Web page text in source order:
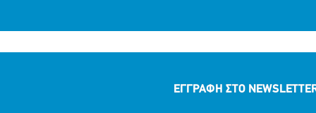
ΕΓΓΡΑΦΗ ΣΤΟ